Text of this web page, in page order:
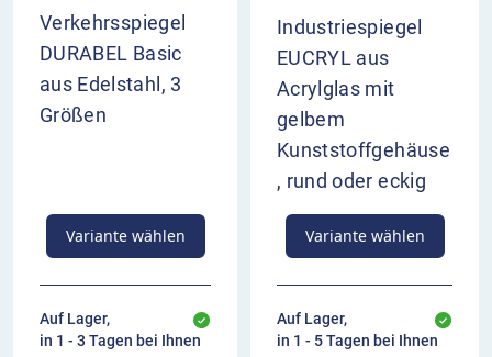
Verkehrsspiegel
DURABEL Basic
aus Edelstahl, 3
Größen
Variante wählen
Auf Lager,
in 1 - 3 Tagen bei Ihnen
Industriespiegel
EUCRYL aus
Acrylglas mit
gelbem
Kunststoffgehäuse
, rund oder eckig
Variante wählen
Auf Lager,
in 1 - 5 Tagen bei Ihnen